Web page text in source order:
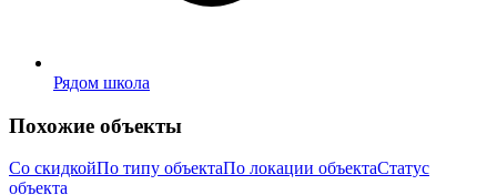
Рядом школа
Похожие объекты
Со скидкойПо типу объектаПо локации объектаСтатус
объекта